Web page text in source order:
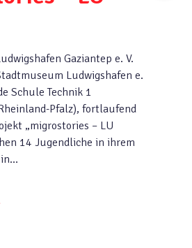
Gaziantep e. V.
Ludwigshafen e.
Schule Technik 1
Pfalz), fortlaufend
„migrostories – LU
14 Jugendliche in ihrem
in…